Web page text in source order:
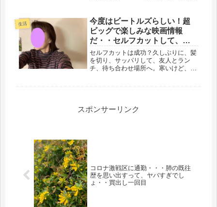
んであった餌が入荷したのと、爪切を
お願いしに、ゲージに入れて同行。
こ...
生活
今度はビートルズらしい！超
ビッグで楽しみな映画情報
だ・・セルフカットして、友
人とランチに～
セルフカットは成功？久しぶりに、髪
を切り、サッパリして、友人とラン
チ、待ち合わせ場所へ。寒いけど、春
ギーの...
スポンサーリンク
コロナ激戦区に通勤・・・肺の既往
歴を思い出すって、ヤバすぎでし
ょ・・買出し一回目